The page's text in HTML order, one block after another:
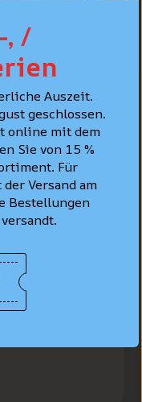
Jeans Shirt
Fit, Bleu
"Esta Noche"
, /
Auszeit.
geschlossen.
online mit dem
Sie von 15 %
Für
Versand am
Bestellungen